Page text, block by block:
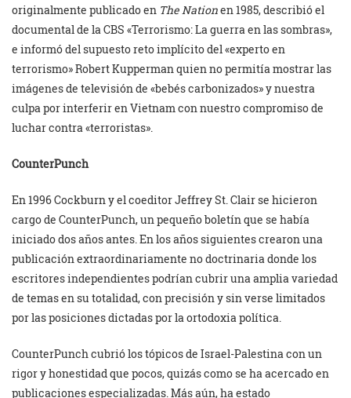
originalmente publicado en The Nationen 1985, describió el
documental de la CBS «Terrorismo: La guerra en las sombras»,
e informó del supuesto reto implícito del «experto en
terrorismo» Robert Kupperman quien no permitía mostrar las
imágenes de televisión de «bebés carbonizados» y nuestra
culpa por interferir en Vietnam con nuestro compromiso de
luchar contra «terroristas».
CounterPunch
En 1996 Cockburn y el coeditor Jeffrey St. Clair se hicieron
cargo de CounterPunch, un pequeño boletín que se había
iniciado dos años antes. En los años siguientes crearon una
publicación extraordinariamente no doctrinaria donde los
escritores independientes podrían cubrir una amplia variedad
de temas en su totalidad, con precisión y sin verse limitados
por las posiciones dictadas por la ortodoxia política.
CounterPunch cubrió los tópicos de Israel-Palestina con un
rigor y honestidad que pocos, quizás como se ha acercado en
publicaciones especializadas. Más aún, ha estado